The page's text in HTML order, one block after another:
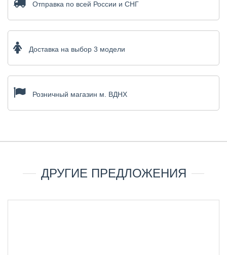
Отправка по всей России и СНГ
Доставка на выбор 3 модели
Розничный магазин м. ВДНХ
ДРУГИЕ ПРЕДЛОЖЕНИЯ